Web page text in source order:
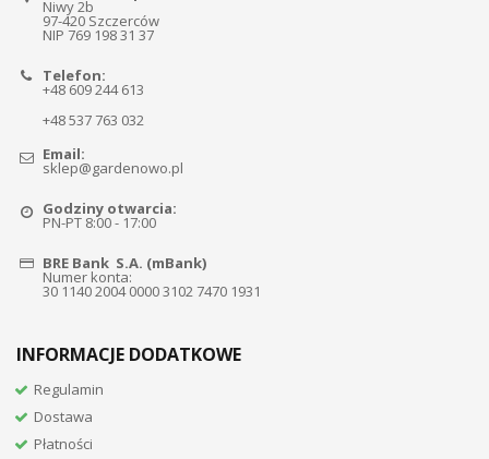
Niwy 2b
97-420 Szczerców
NIP 769 198 31 37
Telefon:
+48 609 244 613
+48 537 763 032
Email:
sklep@gardenowo.pl
Godziny otwarcia:
PN-PT 8:00 - 17:00
BRE Bank S.A. (mBank)
Numer konta:
30 1140 2004 0000 3102 7470 1931
INFORMACJE DODATKOWE
Regulamin
Dostawa
Płatności